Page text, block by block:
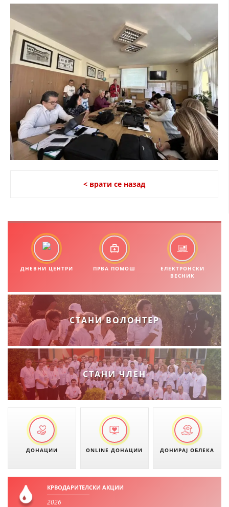
MЕЃУНАРОДНО ХУМАНИТАРНО ПРАВО
ПРОМОЦИЈА НА ХУМАНИ ВРЕДНОСТИ
УПОТРЕБА И ЗАШТИТА НА АМБЛЕМОТ
СОЦИЈАЛНО ХУМАНИТАРНА ДЕЈНОСТ
КАКО ДА ДОНИРАТЕ
ПОДГОТВЕНОСТ И ДЕЈСТВО ПРИ КАТАСТРОФИ
ТИМОВИ НА ООЦК
ИСТРАЖУВАЊЕ НА ЈАВНО МИСЛЕЊЕ
МЕЃУНАРОДНА СОРАБОТКА
ДОГОВОРИ
ФОРМУЛАРИ ЗА БАРАЊА
ЗДРАВСТВЕНО ПРЕВЕНТИВНА ДЕЈНОСТ
ПРВА ПОМОШ
КРВОДАРИТЕЛСТВО
ИНФОРМАЦИИ ЗА БОЛЕСТИ
МЕНАЏМЕНТ НА ВОЛОНТЕРИ
ЗА НАС
< врати се назад
ДНЕВНИ ЦЕНТРИ ПРВА ПОМОШ
ЕЛЕКТРОНСКИ
ВЕСНИК
СТАНИ ВОЛОНТЕР
СТАНИ ЧЛЕН
ДОНАЦИИ ONLINE ДОНАЦИИ ДОНИРАЈ ОБЛЕКА
КРВОДАРИТЕЛСКИ АКЦИИ
2026